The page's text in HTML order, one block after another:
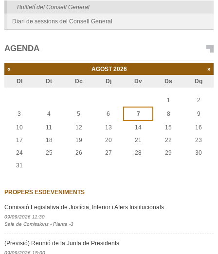
Butlletí del Consell General
Diari de sessions del Consell General
AGENDA
« AGOST 2026 »
Dl Dt Dc Dj Dv Ds Dg
1
2
3
4 5 6 7 8
9
10
11 12 13 14 15
16
17
18 19 20 21 22
23
24
25 26 27 28 29
30
31
PROPERS ESDEVENIMENTS
Comissió Legislativa de Justícia, Interior i Afers Institucionals
09/09/2026 11:30
Sala de Comissions - Planta -3
(Previsió) Reunió de la Junta de Presidents
09/09/2026 15:00